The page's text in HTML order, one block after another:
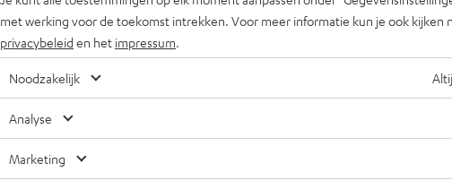
met werking voor de toekomst intrekken. Voor meer informatie kun je ook kijken
privacybeleid en het impressum
Noodzakelijk
Analyse
Marketing